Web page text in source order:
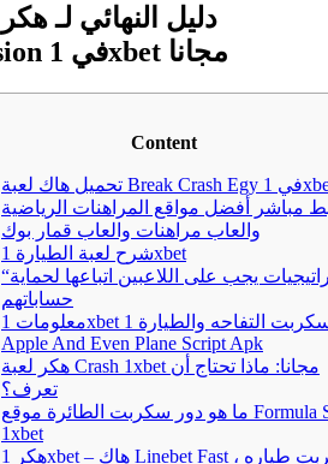
Collision في 1xbet مجانا
Content
تحميل هاك لعبة Break Crash Egy في 1xbet
مباشر أفضل مواقع المراهنات الرياضية
والعاب مراهنات والعاب قمار بوك
شرح لعبة الطيارة 1xbet
“استراتيجيات يجب على اللاعبين اتباعها لحماية
حساباتهم
معلومات 1xbet سكربت التفاحه والطيارة 1xbet
Apple And Even Plane Script Apk
هكر لعبة Crash 1xbet مجانا: ماذا تحتاج أن
تعرف؟
ما هو دور سكربت الطائرة موقع Formula Steps
1xbet
هكر 1xbet – هاك Linebet Fast سكربت طياره ،